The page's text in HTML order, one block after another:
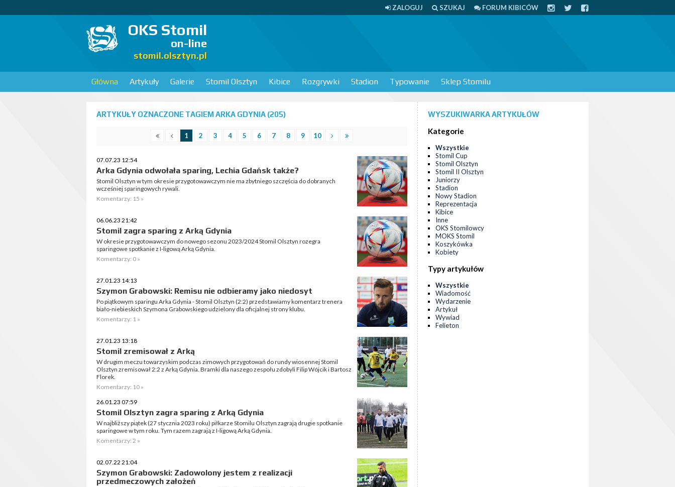
ZALOGUJ SZUKAJ FORUM KIBICÓW
OKS Stomil
on-line
stomil.olsztyn.pl
Główna Artykuły Galerie Stomil Olsztyn Kibice Rozgrywki Stadion Typowanie Sklep Stomilu
ARTYKUŁY OZNACZONE TAGIEM ARKA GDYNIA (205)
1 2 3 4 5 6 7 8 9 10
07.07.23 12:54
Arka Gdynia odwołała sparing, Lechia Gdańsk także?
Stomil Olsztyn w tym okresie przygotowawczym nie ma zbytniego szczęścia do dobranych
wcześniej sparingowych rywali.
Komentarzy: 15 »
06.06.23 21:42
Stomil zagra sparing z Arką Gdynia
W okresie przygotowawczym do nowego sezonu 2023/2024 Stomil Olsztyn rozegra
sparingowe spotkanie z I-ligową Arką Gdynia.
Komentarzy: 0 »
27.01.23 14:13
Szymon Grabowski: Remisu nie odbieramy jako niedosyt
Po piątkowym sparingu Arka Gdynia - Stomil Olsztyn (2:2) przedstawiamy komentarz trenera
biało-niebieskich Szymona Grabowskiego udzielony dla oficjalnej strony klubu.
Komentarzy: 1 »
27.01.23 13:18
Stomil zremisował z Arką
W drugim meczu towarzyskim podczas zimowych przygotowań do rundy wiosennej Stomil
Olsztyn zremisował 2:2 z Arką Gdynia. Bramki dla naszego zespołu zdobyli Filip Wójcik i Bartosz
Florek.
Komentarzy: 10 »
26.01.23 07:59
Stomil Olsztyn zagra sparing z Arką Gdynia
W najbliższy piątek (27 stycznia 2023 roku) piłkarze Stomilu Olsztyn zagrają drugie spotkanie
sparingowe w tym roku. Tym razem zagrają z I-ligową Arką Gdynia.
Komentarzy: 2 »
02.07.22 21:04
Szymon Grabowski: Zadowolony jestem z realizacji
przedmeczowych założeń
WYSZUKIWARKA ARTYKUŁÓW
Kategorie
Wszystkie
Stomil Cup
Stomil Olsztyn
Stomil II Olsztyn
Juniorzy
Stadion
Nowy Stadion
Reprezentacja
Kibice
Inne
OKS Stomilowcy
MOKS Stomil
Koszykówka
Kobiety
Typy artykułów
Wszystkie
Wiadomość
Wydarzenie
Artykuł
Wywiad
Felieton